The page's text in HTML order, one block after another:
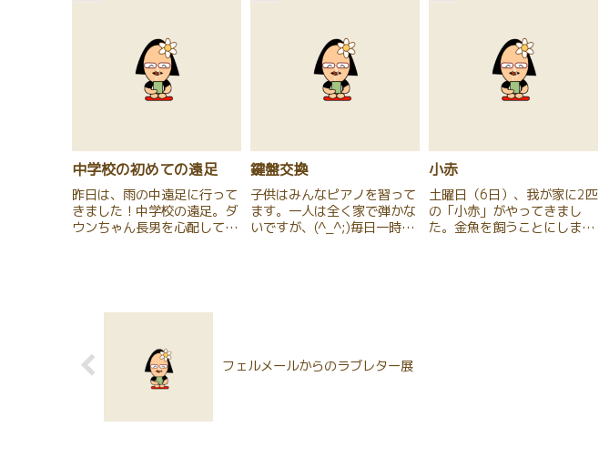
中学校の初めての遠足
昨日は、雨の中遠足に行って
きました！中学校の遠足。ダ
ウンちゃん長男を心配してく
きっぷり、電車内の様子を見
鍵盤交換
子供はみんなピアノを習って
ます。一人は全く家で弾かな
いですが、(^_^;)毎日一時間
小赤
土曜日（6日）、我が家に2匹
の「小赤」がやってきまし
た。金魚を飼うことにしまし
フェルメールからのラブレター展